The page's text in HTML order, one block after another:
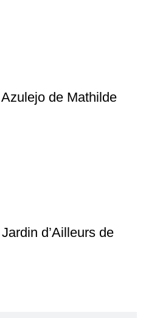
de Mathilde
d’Ailleurs de